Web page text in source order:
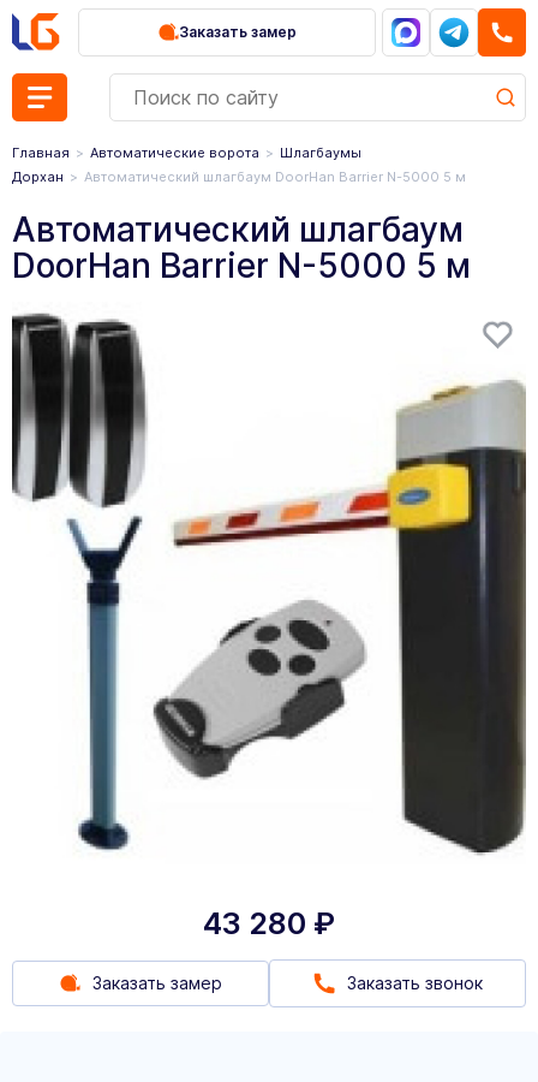
Заказать замер
Главная Автоматические ворота
Шлагбаумы
Дорхан
Автоматический шлагбаум DoorHan Barrier N-5000 5 м
Автоматический шлагбаум
DoorHan Barrier N-5000 5 м
43 280 ₽
Заказать замер Заказать звонок